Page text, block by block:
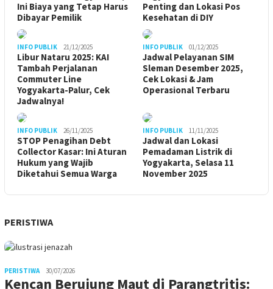
Ini Biaya yang Tetap Harus
Dibayar Pemilik
Penting dan Lokasi Pos
Kesehatan di DIY
INFO PUBLIK 21/12/2025
Libur Nataru 2025: KAI
Tambah Perjalanan
Commuter Line
Yogyakarta-Palur, Cek
Jadwalnya!
INFO PUBLIK 01/12/2025
Jadwal Pelayanan SIM
Sleman Desember 2025,
Cek Lokasi & Jam
Operasional Terbaru
INFO PUBLIK 26/11/2025
STOP Penagihan Debt
Collector Kasar: Ini Aturan
Hukum yang Wajib
Diketahui Semua Warga
INFO PUBLIK 11/11/2025
Jadwal dan Lokasi
Pemadaman Listrik di
Yogyakarta, Selasa 11
November 2025
PERISTIWA
PERISTIWA 30/07/2026
Kencan Berujung Maut di Parangtritis: